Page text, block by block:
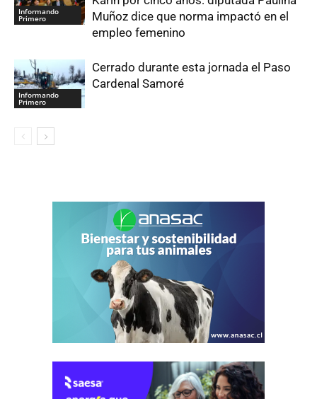
Informando
Primero
Muñoz dice que norma impactó en el
empleo femenino
Informando
Primero
Cerrado durante esta jornada el Paso
Cardenal Samoré